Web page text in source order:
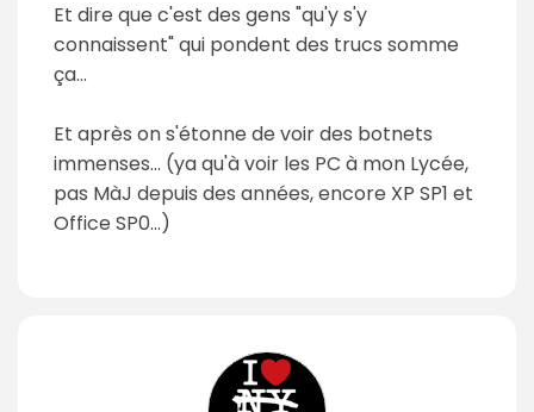
Et dire que c'est des gens "qu'y s'y
connaissent" qui pondent des trucs somme
ça...
Et après on s'étonne de voir des botnets
immenses... (ya qu'à voir les PC à mon Lycée,
pas MàJ depuis des années, encore XP SP1 et
Office SP0...)